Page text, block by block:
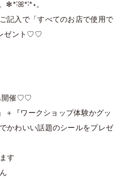
✻*˸ꕤ*˸*⋆。
記入で「すべてのお店で使用で
ゼント♡♡
開催♡♡
＋『ワークショップ体験かグッ
かわいい話題のシールをプレゼ
す